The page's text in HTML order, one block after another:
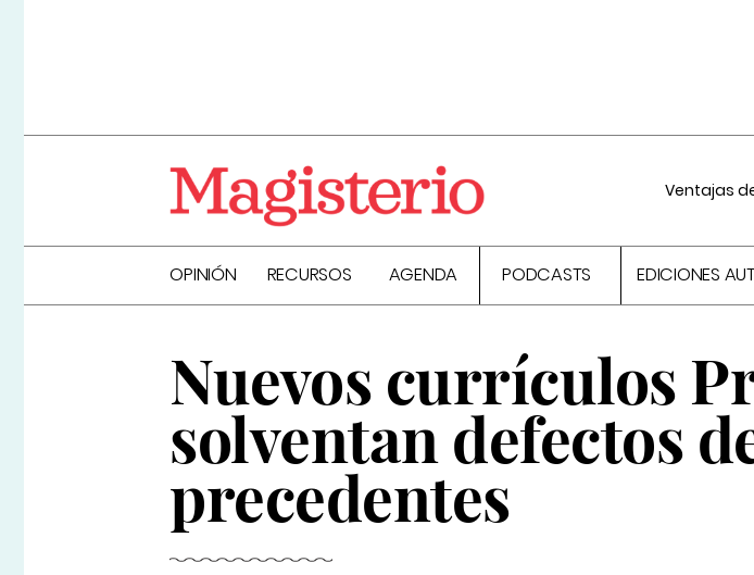
Ventajas
OPINIÓN RECURSOS AGENDA PODCASTS EDICIONES
Nuevos currículos
solventan defectos
precedentes